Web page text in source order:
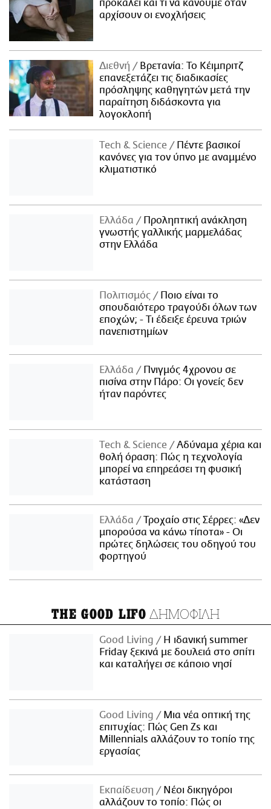
προκαλεί και τι να κάνουμε όταν
αρχίσουν οι ενοχλήσεις
Διεθνή
Βρετανία: Το Κέιμπριτζ
επανεξετάζει τις διαδικασίες
πρόσληψης καθηγητών μετά την
παραίτηση διδάσκοντα για
λογοκλοπή
Τech & Science
Πέντε βασικοί
κανόνες για τον ύπνο με αναμμένο
κλιματιστικό
Ελλάδα
Προληπτική ανάκληση
γνωστής γαλλικής μαρμελάδας
στην Ελλάδα
Πολιτισμός
Ποιο είναι το
σπουδαιότερο τραγούδι όλων των
εποχών; - Τι έδειξε έρευνα τριών
πανεπιστημίων
Ελλάδα
Πνιγμός 4χρονου σε
πισίνα στην Πάρο: Οι γονείς δεν
ήταν παρόντες
Τech & Science
Αδύναμα χέρια και
θολή όραση: Πώς η τεχνολογία
μπορεί να επηρεάσει τη φυσική
κατάσταση
Ελλάδα
Τροχαίο στις Σέρρες: «Δεν
μπορούσα να κάνω τίποτα» - Οι
πρώτες δηλώσεις του οδηγού του
φορτηγού
THE GOOD LIFO ΔΗΜΟΦΙΛΗ
Good Living
Η ιδανική summer
Friday ξεκινά με δουλειά στο σπίτι
και καταλήγει σε κάποιο νησί
Good Living
Μια νέα οπτική της
επιτυχίας: Πώς Gen Zs και
Millennials αλλάζουν το τοπίο της
εργασίας
Εκπαίδευση
Νέοι δικηγόροι
αλλάζουν το τοπίο: Πώς οι